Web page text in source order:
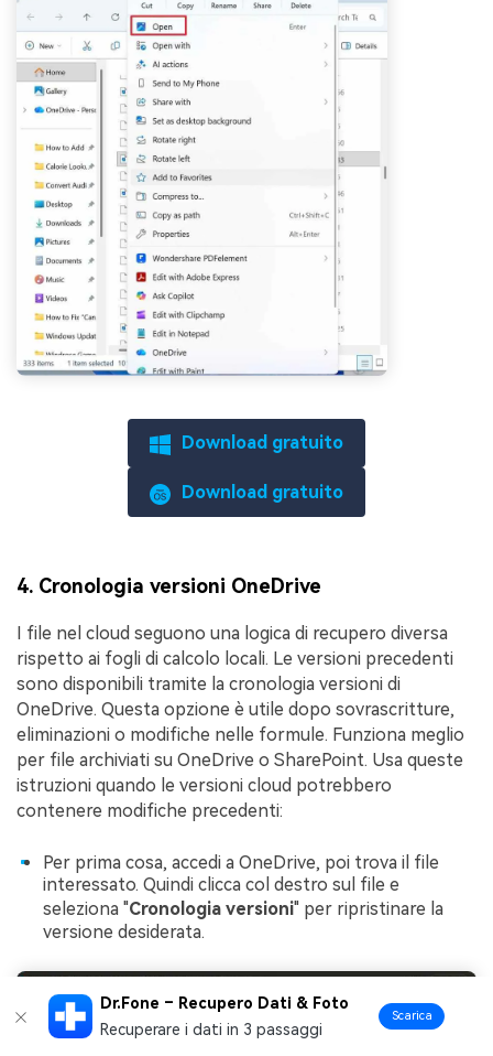
Download gratuito
Download gratuito
4. Cronologia versioni OneDrive
I file nel cloud seguono una logica di recupero diversa
rispetto ai fogli di calcolo locali. Le versioni precedenti
sono disponibili tramite la cronologia versioni di
OneDrive. Questa opzione è utile dopo sovrascritture,
eliminazioni o modifiche nelle formule. Funziona meglio
per file archiviati su OneDrive o SharePoint. Usa queste
istruzioni quando le versioni cloud potrebbero
contenere modifiche precedenti:
Per prima cosa, accedi a OneDrive, poi trova il file
interessato. Quindi clicca col destro sul file e
seleziona "Cronologia versioni" per ripristinare la
versione desiderata.
Dr.Fone – Recupero Dati & Foto
Recuperare i dati in 3 passaggi
Scarica